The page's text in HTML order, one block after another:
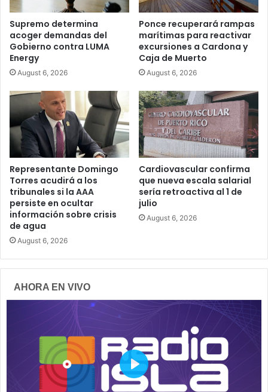
Supremo determina
acoger demandas del
Gobierno contra LUMA
Energy
August 6, 2026
Ponce recuperará rampas
marítimas para reactivar
excursiones a Cardona y
Caja de Muerto
August 6, 2026
Representante Domingo
Torres acudirá a los
tribunales si la AAA
persiste en ocultar
información sobre crisis
de agua
August 6, 2026
Cardiovascular confirma
que nueva escala salarial
sería retroactiva al 1 de
julio
August 6, 2026
AHORA EN VIVO
P